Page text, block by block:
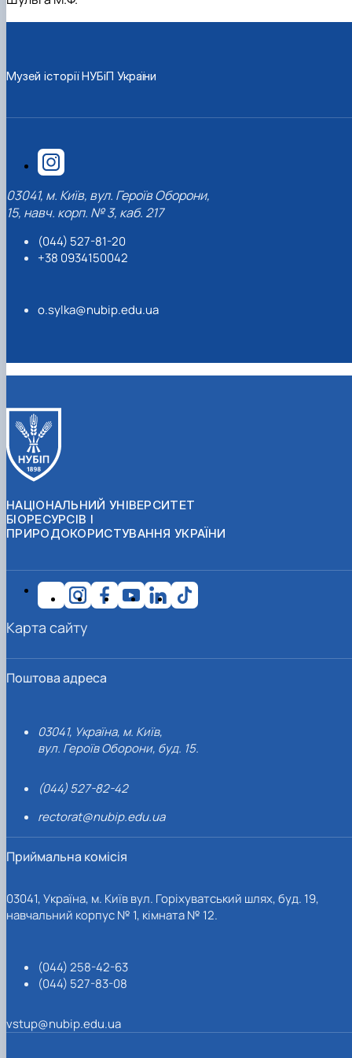
(23.08.2025)
1939 рік
1949 рік
1958 рік
1967 рік
1976 рік
Музей історії НУБіП України
03041, м. Київ, вул. Героїв Оборони,
15, навч. корп. № 3, каб. 217
(044) 527-81-20
+38 0934150042
o.sylka@nubip.edu.ua
НАЦІОНАЛЬНИЙ УНІВЕРСИТЕТ
БІОРЕСУРСІВ І
ПРИРОДОКОРИСТУВАННЯ УКРАЇНИ
Поштова адреса
03041, Україна, м. Київ,
вул. Героїв Оборони, буд. 15.
(044) 527-82-42
rectorat@nubip.edu.ua
Приймальна комісія
03041, Україна, м. Київ вул. Горіхуватський шлях, буд. 19,
навчальний корпус № 1, кімната № 12.
(044) 258-42-63
(044) 527-83-08
vstup@nubip.edu.ua
Карта сайту